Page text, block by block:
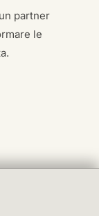
partner
le